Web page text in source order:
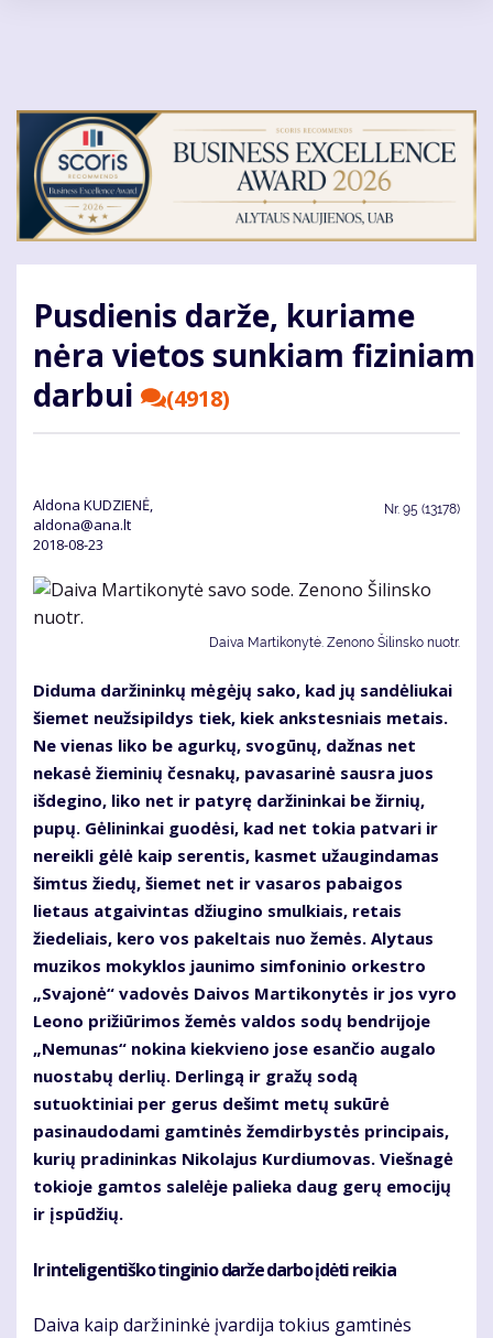
Pusdienis darže, kuriame
nėra vietos sunkiam fiziniam
darbui
(4918)
Aldona KUDZIENĖ,
aldona@ana.lt
2018-08-23
Nr. 95 (13178)
Daiva Martikonytė. Zenono Šilinsko nuotr.
Diduma daržininkų mėgėjų sako, kad jų sandėliukai
šiemet neužsipildys tiek, kiek ankstesniais metais.
Ne vienas liko be agurkų, svogūnų, dažnas net
nekasė žieminių česnakų, pavasarinė sausra juos
išdegino, liko net ir patyrę daržininkai be žirnių,
pupų. Gėlininkai guodėsi, kad net tokia patvari ir
nereikli gėlė kaip serentis, kasmet užaugindamas
šimtus žiedų, šiemet net ir vasaros pabaigos
lietaus atgaivintas džiugino smulkiais, retais
žiedeliais, kero vos pakeltais nuo žemės. Alytaus
muzikos mokyklos jaunimo simfoninio orkestro
„Svajonė“ vadovės Daivos Martikonytės ir jos vyro
Leono prižiūrimos žemės valdos sodų bendrijoje
„Nemunas“ nokina kiekvieno jose esančio augalo
nuostabų derlių. Derlingą ir gražų sodą
sutuoktiniai per gerus dešimt metų sukūrė
pasinaudodami gamtinės žemdirbystės principais,
kurių pradininkas Nikolajus Kurdiumovas. Viešnagė
tokioje gamtos salelėje palieka daug gerų emocijų
ir įspūdžių.
Ir inteligentiško tinginio darže darbo įdėti reikia
Daiva kaip daržininkė įvardija tokius gamtinės